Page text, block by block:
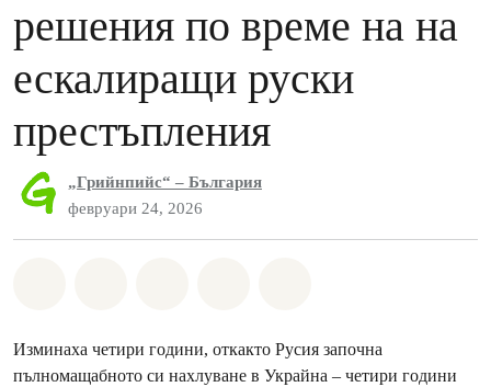
решения по време на на
ескалиращи руски
престъпления
„Грийнпийс“ – България
февруари 24, 2026
Изминаха четири години, откакто Русия започна
пълномащабното си нахлуване в Украйна – четири години